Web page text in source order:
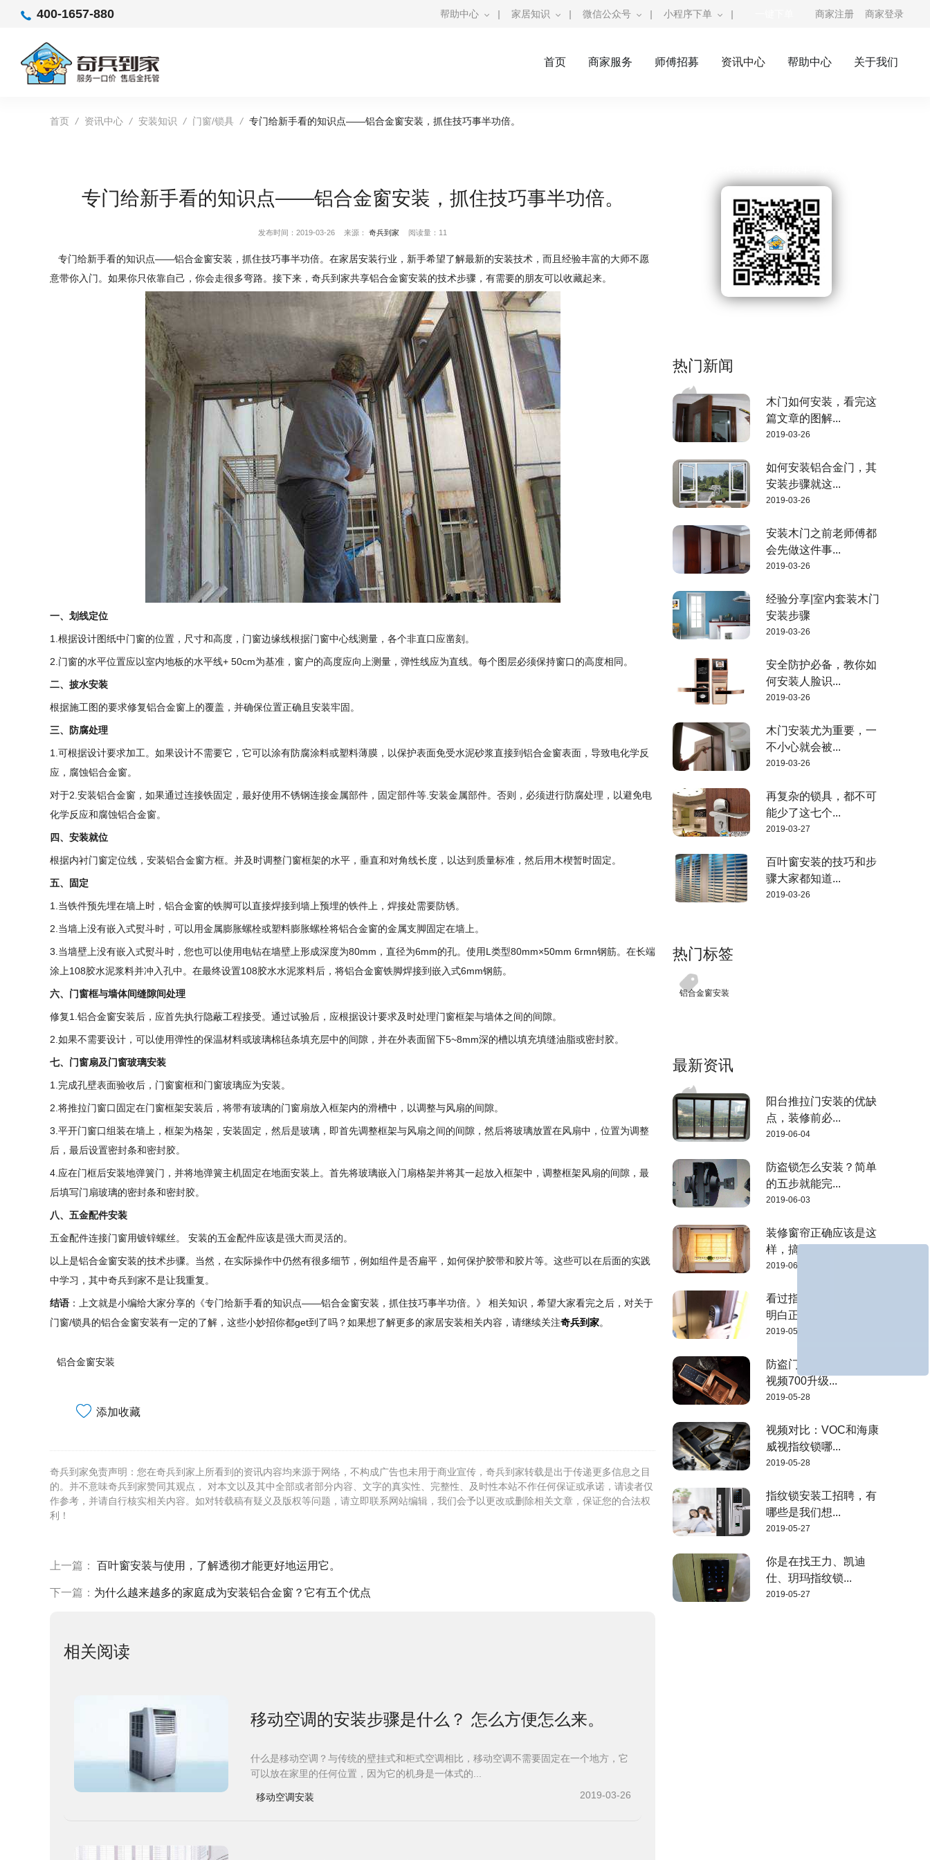
400-1657-880 帮助中心 | 家居知识 | 微信公众号 | 小程序下单 | 商家注册 商家登录
首页 商家服务 师傅招募 资讯中心 帮助中心 关于我们
首页 / 资讯中心 / 安装知识 / 门窗/锁具 / 专门给新手看的知识点——铝合金窗安装，抓住技巧事半功倍。
专门给新手看的知识点——铝合金窗安装，抓住技巧事半功倍。
发布时间：2019-03-26 来源： 奇兵到家 阅读量：11
专门给新手看的知识点——铝合金窗安装，抓住技巧事半功倍。在家居安装行业，新手希望了解最新的安装技术，而且经验丰富的大师不愿
意带你入门。如果你只依靠自己，你会走很多弯路。接下来，奇兵到家共享铝合金窗安装的技术步骤，有需要的朋友可以收藏起来。
一、划线定位
1.根据设计图纸中门窗的位置，尺寸和高度，门窗边缘线根据门窗中心线测量，各个非直口应凿刻。
2.门窗的水平位置应以室内地板的水平线+ 50cm为基准，窗户的高度应向上测量，弹性线应为直线。每个图层必须保持窗口的高度相同。
二、披水安装
根据施工图的要求修复铝合金窗上的覆盖，并确保位置正确且安装牢固。
三、防腐处理
1.可根据设计要求加工。如果设计不需要它，它可以涂有防腐涂料或塑料薄膜，以保护表面免受水泥砂浆直接到铝合金窗表面，导致电化学反
应，腐蚀铝合金窗。
对于2.安装铝合金窗，如果通过连接铁固定，最好使用不锈钢连接金属部件，固定部件等.安装金属部件。否则，必须进行防腐处理，以避免电
化学反应和腐蚀铝合金窗。
四、安装就位
根据内衬门窗定位线，安装铝合金窗方框。并及时调整门窗框架的水平，垂直和对角线长度，以达到质量标准，然后用木楔暂时固定。
五、固定
1.当铁件预先埋在墙上时，铝合金窗的铁脚可以直接焊接到墙上预埋的铁件上，焊接处需要防锈。
2.当墙上没有嵌入式熨斗时，可以用金属膨胀螺栓或塑料膨胀螺栓将铝合金窗的金属支脚固定在墙上。
3.当墙壁上没有嵌入式熨斗时，您也可以使用电钻在墙壁上形成深度为80mm，直径为6mm的孔。使用L类型80mm×50mm 6rmn钢筋。在长端
涂上108胶水泥浆料并冲入孔中。在最终设置108胶水水泥浆料后，将铝合金窗铁脚焊接到嵌入式6mm钢筋。
六、门窗框与墙体间缝隙间处理
修复1.铝合金窗安装后，应首先执行隐蔽工程接受。通过试验后，应根据设计要求及时处理门窗框架与墙体之间的间隙。
2.如果不需要设计，可以使用弹性的保温材料或玻璃棉毡条填充层中的间隙，并在外表面留下5~8mm深的槽以填充填缝油脂或密封胶。
七、门窗扇及门窗玻璃安装
1.完成孔壁表面验收后，门窗窗框和门窗玻璃应为安装。
2.将推拉门窗口固定在门窗框架安装后，将带有玻璃的门窗扇放入框架内的滑槽中，以调整与风扇的间隙。
3.平开门窗口组装在墙上，框架为格架，安装固定，然后是玻璃，即首先调整框架与风扇之间的间隙，然后将玻璃放置在风扇中，位置为调整
后，最后设置密封条和密封胶。
4.应在门框后安装地弹簧门，并将地弹簧主机固定在地面安装上。首先将玻璃嵌入门扇格架并将其一起放入框架中，调整框架风扇的间隙，最
后填写门扇玻璃的密封条和密封胶。
八、五金配件安装
五金配件连接门窗用镀锌螺丝。 安装的五金配件应该是强大而灵活的。
以上是铝合金窗安装的技术步骤。当然，在实际操作中仍然有很多细节，例如组件是否扁平，如何保护胶带和胶片等。这些可以在后面的实践
中学习，其中奇兵到家不是让我重复。
结语 ：上文就是小编给大家分享的《专门给新手看的知识点——铝合金窗安装，抓住技巧事半功倍。》 相关知识，希望大家看完之后，对关于
门窗/锁具的铝合金窗安装有一定的了解，这些小妙招你都get到了吗？如果想了解更多的家居安装相关内容，请继续关注奇兵到家。
铝合金窗安装
添加收藏
奇兵到家免责声明：您在奇兵到家上所看到的资讯内容均来源于网络，不构成广告也未用于商业宣传，奇兵到家转载是出于传递更多信息之目
的。并不意味奇兵到家赞同其观点， 对本文以及其中全部或者部分内容、文字的真实性、完整性、及时性本站不作任何保证或承诺，请读者仅
作参考，并请自行核实相关内容。如对转载稿有疑义及版权等问题，请立即联系网站编辑，我们会予以更改或删除相关文章，保证您的合法权
利！
上一篇： 百叶窗安装与使用，了解透彻才能更好地运用它。
下一篇： 为什么越来越多的家庭成为安装铝合金窗？它有五个优点
相关阅读
移动空调的安装步骤是什么？ 怎么方便怎么来。
什么是移动空调？与传统的壁挂式和柜式空调相比，移动空调不需要固定在一个地方，它
可以放在家里的任何位置，因为它的机身是一体式的...
移动空调安装 2019-03-26
热门新闻
木门如何安装，看完这
篇文章的图解...
2019-03-26
如何安装铝合金门，其
安装步骤就这...
2019-03-26
安装木门之前老师傅都
会先做这件事...
2019-03-26
经验分享|室内套装木门
安装步骤
2019-03-26
安全防护必备，教你如
何安装人脸识...
2019-03-26
木门安装尤为重要，一
不小心就会被...
2019-03-26
再复杂的锁具，都不可
能少了这七个...
2019-03-27
百叶窗安装的技巧和步
骤大家都知道...
2019-03-26
热门标签
铝合金窗安装
最新资讯
阳台推拉门安装的优缺
点，装修前必...
2019-06-04
防盗锁怎么安装？简单
的五步就能完...
2019-06-03
装修窗帘正确应该是这
样，搞错的赶...
2019-06-03
看过指纹锁安装图，才
明白正确的安...
2019-05-28
防盗门佰仑指纹锁安装
视频700升级...
2019-05-28
视频对比：VOC和海康
威视指纹锁哪...
2019-05-28
指纹锁安装工招聘，有
哪些是我们想...
2019-05-27
你是在找王力、凯迪
仕、玥玛指纹锁...
2019-05-27